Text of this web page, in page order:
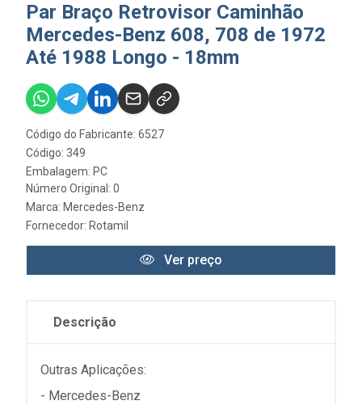
Par Braço Retrovisor Caminhão
Mercedes-Benz 608, 708 de 1972
Até 1988 Longo - 18mm
Código do Fabricante: 6527
Código: 349
Embalagem: PC
Número Original: 0
Marca: Mercedes-Benz
Fornecedor: Rotamil
Ver preço
Descrição
Outras Aplicações:
- Mercedes-Benz